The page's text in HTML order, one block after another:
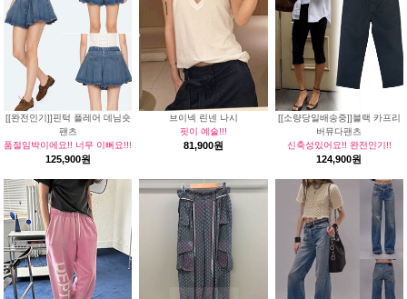
[[완전인기]]핀턱 플레어 데님숏
팬츠
품절임박이에요!! 너무 이뻐요!!!
125,900원
브이넥 린넨 나시
핏이 예술!!!
81,900원
[[소량당일배송중]]블랙 카프리
버뮤다팬츠
신축성있어요!! 완전인기!!
124,900원